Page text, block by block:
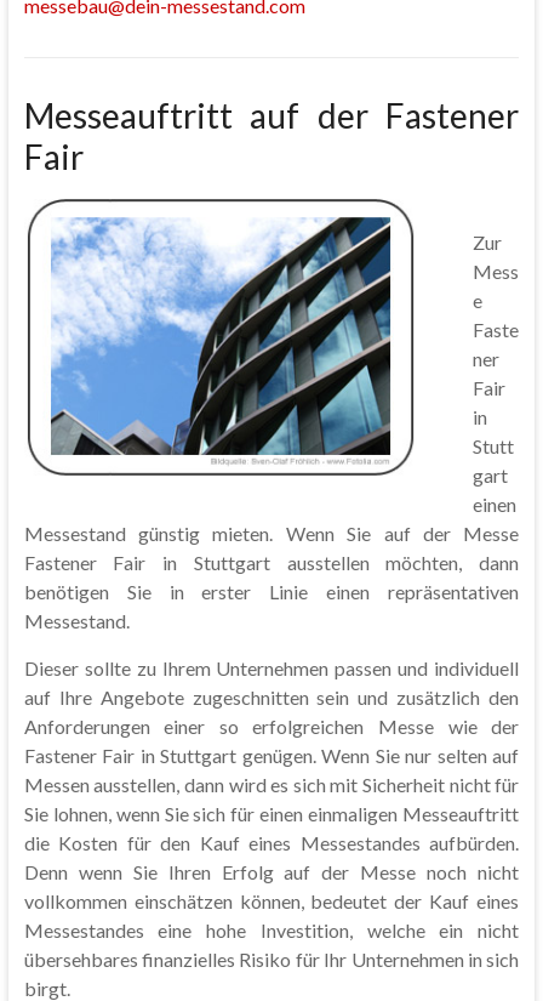
messebau@dein-messestand.com
Messeauftritt auf der Fastener
Fair
Zur
Mess
e
Faste
ner
Fair
in
Stutt
gart
einen
Messestand günstig mieten. Wenn Sie auf der Messe
Fastener Fair in Stuttgart ausstellen möchten, dann
benötigen Sie in erster Linie einen repräsentativen
Messestand.
Dieser sollte zu Ihrem Unternehmen passen und individuell
auf Ihre Angebote zugeschnitten sein und zusätzlich den
Anforderungen einer so erfolgreichen Messe wie der
Fastener Fair in Stuttgart genügen. Wenn Sie nur selten auf
Messen ausstellen, dann wird es sich mit Sicherheit nicht für
Sie lohnen, wenn Sie sich für einen einmaligen Messeauftritt
die Kosten für den Kauf eines Messestandes aufbürden.
Denn wenn Sie Ihren Erfolg auf der Messe noch nicht
vollkommen einschätzen können, bedeutet der Kauf eines
Messestandes eine hohe Investition, welche ein nicht
übersehbares finanzielles Risiko für Ihr Unternehmen in sich
birgt.